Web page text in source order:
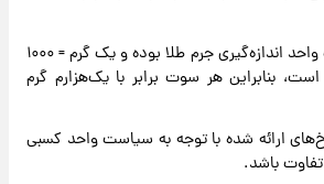
لازم به ذکر است، سوت واحد اندازه‌گیری جرم طلا بوده و یک گرم = ۱۰۰۰
= ۱۰۰۰ سوت است، بنابراین هر سوت برابر با یک‌هزارم گرم
ارائه شده با توجه به سیاست واحد کسبی